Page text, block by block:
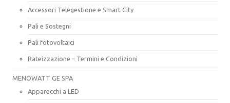
Accessori Telegestione e Smart City
Pali e Sostegni
Pali fotovoltaici
Rateizzazione – Termini e Condizioni
MENOWATT GE SPA
Apparecchi a LED